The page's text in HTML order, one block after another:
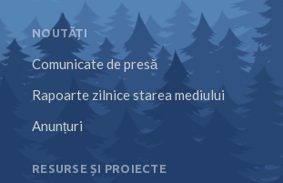
NOUTĂȚI
Comunicate de presă
Rapoarte zilnice starea mediului
Anunțuri
RESURSE ȘI PROIECTE